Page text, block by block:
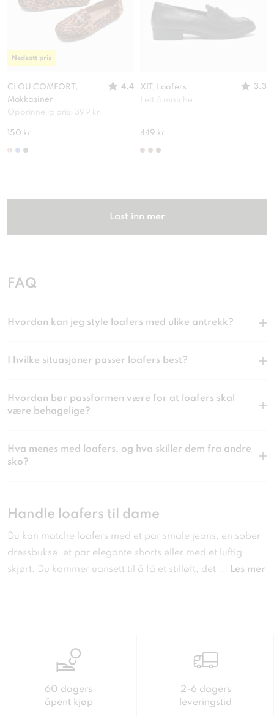
CLOU COMFORT,
Mokkasiner
4.4
Opprinnelig pris: 399 kr
150 kr
Nedsatt pris
XIT, Loafers
3.3
Lett å matche
449 kr
Last inn mer
FAQ
Hvordan kan jeg style loafers med ulike antrekk?
I hvilke situasjoner passer loafers best?
Hvordan bør passformen være for at loafers skal
være behagelige?
Hva menes med loafers, og hva skiller dem fra andre
sko?
Handle loafers til dame
Du kan matche loafers med et par smale jeans, en sober
dressbukse, et par elegante shorts eller med et luftig
skjørt. Du kommer uansett til å få et stilløft, det ... Les mer
60 dagers
åpent kjøp
2-6 dagers
leveringstid